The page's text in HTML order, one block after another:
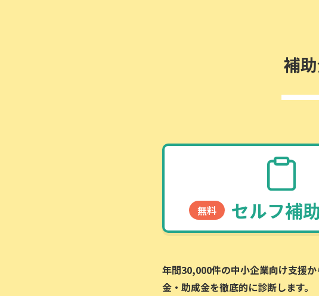
補
無料 セルフ補
年間30,000件の中小企業向け支援
金・助成金を徹底的に診断します。